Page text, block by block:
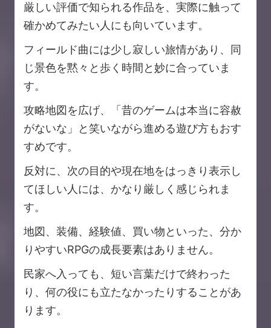
厳しい評価で知られる作品を、実際に触って
確かめてみたい人にも向いています。
フィールド曲には少し寂しい旅情があり、同
じ景色を黙々と歩く時間と妙に合っていま
す。
攻略地図を広げ、「昔のゲームは本当に容赦
がないな」と笑いながら進める遊び方もおす
すめです。
反対に、次の目的や現在地をはっきり表示し
てほしい人には、かなり厳しく感じられま
す。
地図、装備、経験値、買い物といった、分か
りやすいRPGの成長要素はありません。
民家へ入っても、短い言葉だけで終わった
り、何の役にも立たなかったりすることがあ
ります。